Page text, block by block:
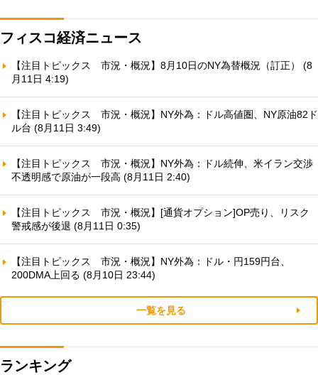
フィスコ経済ニュース
【注目トピックス 市況・概況】8月10日のNY為替概況（訂正） (8
月11日 4:19)
【注目トピックス 市況・概況】NY外為：ドル高値圏、NY原油82ド
ル台 (8月11日 3:49)
【注目トピックス 市況・概況】NY外為：ドル続伸、米イラン交渉
不透明感で原油が一段高 (8月11日 2:40)
【注目トピックス 市況・概況】[通貨オプション]OP売り、リスク
警戒感が後退 (8月11日 0:35)
【注目トピックス 市況・概況】NY外為：ドル・円159円台、
200DMA上回る (8月10日 23:44)
一覧を見る
ランキング